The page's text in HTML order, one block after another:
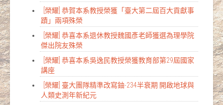
[榮耀] 恭賀本系教授榮獲「臺大第二屆百大貢獻事
蹟」兩項殊榮
[榮耀] 恭喜本系退休教授魏國彥老師獲選為理學院
傑出院友殊榮
[榮耀] 恭喜本系吳逸民教授榮獲教育部第29屆國家
講座
[榮耀] 臺大團隊精準改寫鈾-234半衰期 開啟地球與
人類史測年新紀元